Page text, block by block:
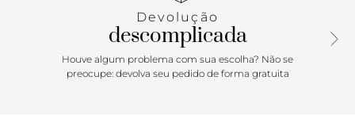
Possui tira traseira que contorna o calcanhar, com fecho
afivelado lateral. Possui palmilha comfy, do mesmo tom da
rasteirinha, com assinatura Anacapri. Porque Apostar:
Comfy e elegante, a rasteirinha traz uma proposta
Devolução
descomplicada
Houve algum problema com sua escolha? Não se
preocupe: devolva seu pedido de forma gratuita